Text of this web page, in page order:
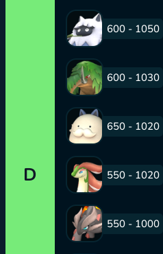
D
600 - 1050
600 - 1030
650 - 1020
550 - 1020
550 - 1000